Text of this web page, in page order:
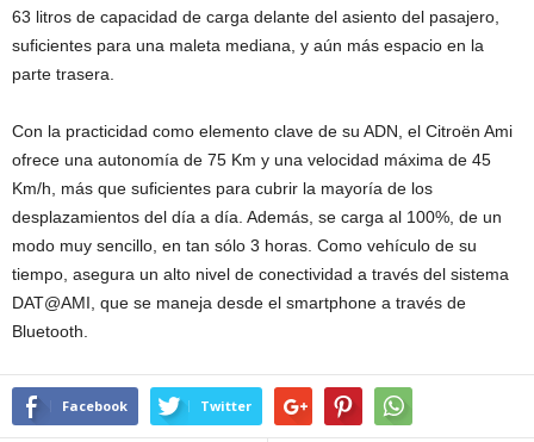
63 litros de capacidad de carga delante del asiento del pasajero,
suficientes para una maleta mediana, y aún más espacio en la
parte trasera.
Con la practicidad como elemento clave de su ADN, el Citroën Ami
ofrece una autonomía de 75 Km y una velocidad máxima de 45
Km/h, más que suficientes para cubrir la mayoría de los
desplazamientos del día a día. Además, se carga al 100%, de un
modo muy sencillo, en tan sólo 3 horas. Como vehículo de su
tiempo, asegura un alto nivel de conectividad a través del sistema
DAT@AMI, que se maneja desde el smartphone a través de
Bluetooth.
Facebook Twitter